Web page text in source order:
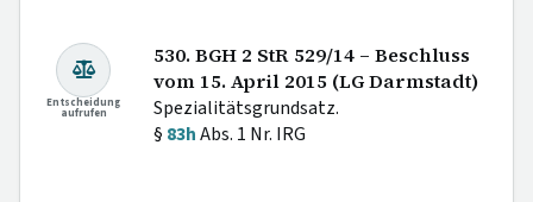
Entscheidung
aufrufen
530. BGH 2 StR 529/14 – Beschluss
vom 15. April 2015 (LG Darmstadt)
Spezialitätsgrundsatz.
§ 83hAbs. 1 Nr. IRG